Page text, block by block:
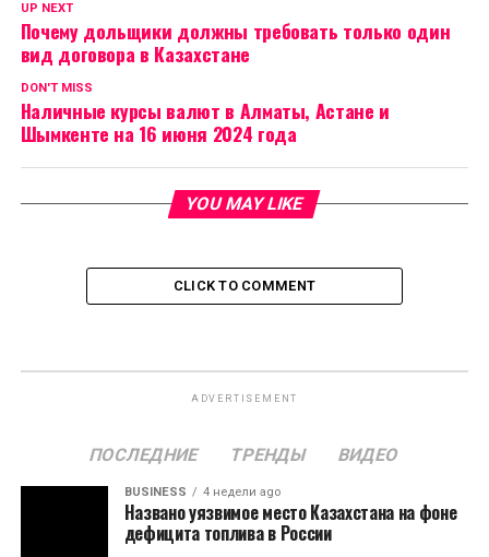
UP NEXT
Почему дольщики должны требовать только один
вид договора в Казахстане
DON'T MISS
Наличные курсы валют в Алматы, Астане и
Шымкенте на 16 июня 2024 года
YOU MAY LIKE
CLICK TO COMMENT
ADVERTISEMENT
ПОСЛЕДНИЕ ТРЕНДЫ ВИДЕО
BUSINESS 4 недели ago
Названо уязвимое место Казахстана на фоне
дефицита топлива в России